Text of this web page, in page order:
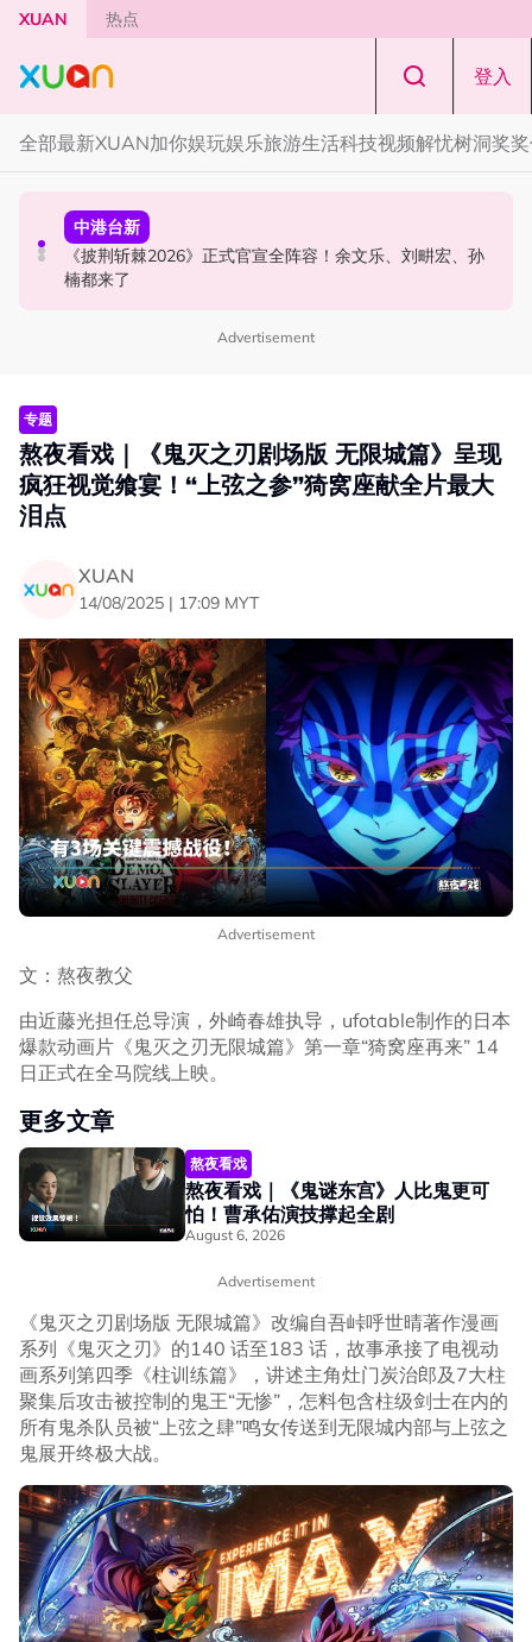
Skip to main content
XUAN 热点
登入
全部最新XUAN加你娱玩娱乐旅游生活科技视频解忧树洞奖
中港台新
陈土豆玩梗《下一站幸福》！同框阿信、吴建豪上演“光晞
不能捐”桥段
演唱会
范玮琪云顶开唱哽咽了！感性告白大马粉丝：我想继续唱
下去
中港台新
《披荆斩棘2026》正式官宣全阵容！余文乐、刘畊宏、孙
楠都来了
Advertisement
专题
熬夜看戏｜《鬼灭之刃剧场版 无限城篇》呈现
疯狂视觉飨宴！“上弦之参”猗窝座献全片最大
泪点
XUAN
14/08/2025 | 17:09 MYT
Advertisement
文：熬夜教父
由近藤光担任总导演，外崎春雄执导，ufotable制作的日本
爆款动画片《鬼灭之刃无限城篇》第一章“猗窝座再来” 14
日正式在全马院线上映。
更多文章
熬夜看戏
熬夜看戏｜《鬼谜东宫》人比鬼更可
怕！曹承佑演技撑起全剧
August 6, 2026
Advertisement
《鬼灭之刃剧场版 无限城篇》改编自吾峠呼世晴著作漫画
系列《鬼灭之刃》的140 话至183 话，故事承接了电视动
画系列第四季《柱训练篇》，讲述主角灶门炭治郎及7大柱
聚集后攻击被控制的鬼王“无惨”，怎料包含柱级剑士在内的
所有鬼杀队员被“上弦之肆”鸣女传送到无限城内部与上弦之
鬼展开终极大战。